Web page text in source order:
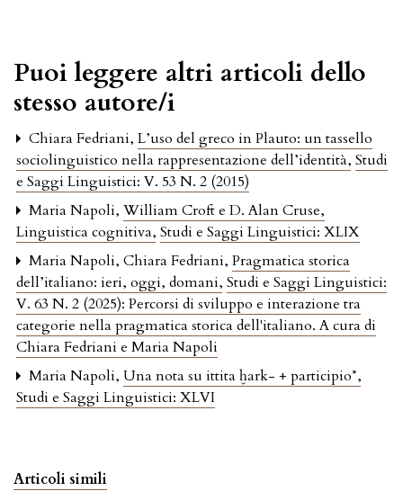
Puoi leggere altri articoli dello
stesso autore/i
Chiara Fedriani, L’uso del greco in Plauto: un tassello
sociolinguistico nella rappresentazione dell’identità, Studi
e Saggi Linguistici: V. 53 N. 2 (2015)
Maria Napoli, William Croft e D. Alan Cruse,
Linguistica cognitiva, Studi e Saggi Linguistici: XLIX
Maria Napoli, Chiara Fedriani, Pragmatica storica
dell’italiano: ieri, oggi, domani, Studi e Saggi Linguistici:
V. 63 N. 2 (2025): Percorsi di sviluppo e interazione tra
categorie nella pragmatica storica dell'italiano. A cura di
Chiara Fedriani e Maria Napoli
Maria Napoli, Una nota su ittita ḫark- + participio*,
Studi e Saggi Linguistici: XLVI
Articoli simili